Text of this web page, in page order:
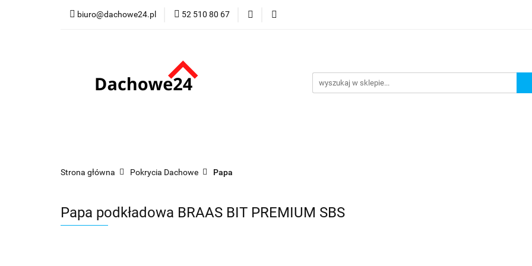
biuro@dachowe24.pl 52 510 80 67
Promocje Kontakt Bestsellery
Okna Rolety
Membrany
Strona główna Pokrycia Dachowe Papa
Papa podkładowa BRAAS BIT PREMIUM SBS